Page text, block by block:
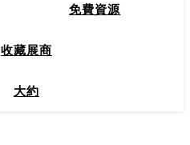
免費資源
收藏展商
大約